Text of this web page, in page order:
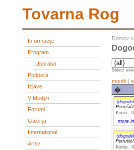
Tovarna Rog
Informacije
Program
Uporaba
Podpora
Izjave
V Medijih
Forumi
Galerija
International
Arhiv
Domov »
Select
month |
�
Konec:
more
Konec: